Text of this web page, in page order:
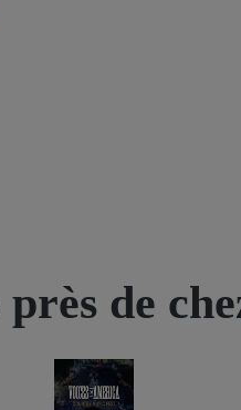
de